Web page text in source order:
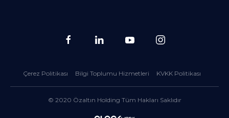
Çerez Politikası Bilgi Toplumu Hizmetleri KVKK Politikası
© 2020 Özaltın Holding Tüm Hakları Saklıdır